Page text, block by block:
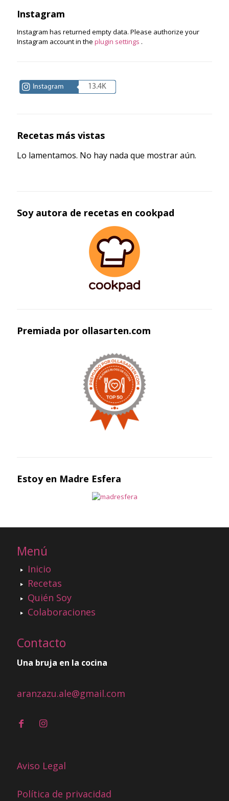
Instagram
Instagram has returned empty data. Please authorize your
Instagram account in the plugin settings .
Instagram 13.4K
Recetas más vistas
Lo lamentamos. No hay nada que mostrar aún.
Soy autora de recetas en cookpad
Premiada por ollasarten.com
Estoy en Madre Esfera
Menú
Inicio
Recetas
Quién Soy
Colaboraciones
Contacto
Una bruja en la cocina
aranzazu.ale@gmail.com
Aviso Legal
Política de privacidad